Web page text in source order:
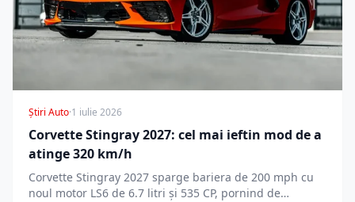
Știri Auto·1 iulie 2026
Corvette Stingray 2027: cel mai ieftin mod de a
atinge 320 km/h
Corvette Stingray 2027 sparge bariera de 200 mph cu
noul motor LS6 de 6.7 litri și 535 CP, pornind de…